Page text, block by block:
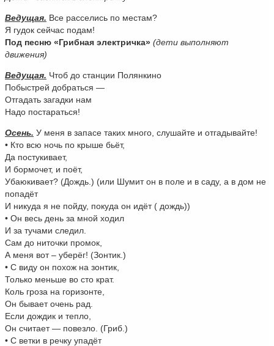
Ведущая. Все расселись по местам?
Я гудок сейчас подам!
Под песню «Грибная электричка» (дети выполняют
движения)
Ведущая. Чтоб до станции Полянкино
Побыстрей добраться —
Отгадать загадки нам
Надо постараться!
Осень. У меня в запасе таких много, слушайте и отгадывайте!
• Кто всю ночь по крыше бьёт,
Да постукивает,
И бормочет, и поёт,
Убаюкивает? (Дождь.) (или Шумит он в поле и в саду, а в дом не
попадёт
И никуда я не пойду, покуда он идёт ( дождь))
• Он весь день за мной ходил
И за тучами следил.
Сам до ниточки промок,
А меня вот – уберёг! (Зонтик.)
• С виду он похож на зонтик,
Только меньше во сто крат.
Коль гроза на горизонте,
Он бывает очень рад.
Если дождик и тепло,
Он считает — повезло. (Гриб.)
• С ветки в речку упадёт